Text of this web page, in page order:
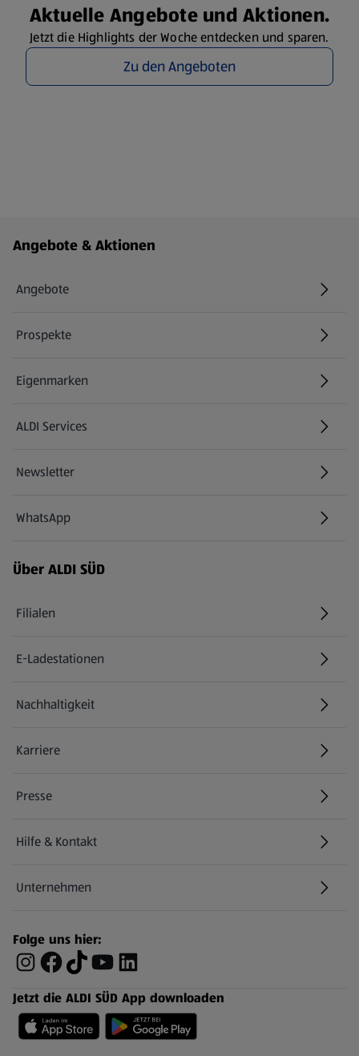
Aktuelle Angebote und Aktionen.
Jetzt die Highlights der Woche entdecken und sparen.
Zu den Angeboten
Fußzeilenmenü - weitere Links
Angebote & Aktionen
Angebote
Prospekte
Eigenmarken
ALDI Services
Newsletter
WhatsApp
Über ALDI SÜD
Filialen
E-Ladestationen
Nachhaltigkeit
Karriere
Presse
Hilfe & Kontakt
(öffnet in einem neuen Tab)
Unternehmen
Folge uns hier:
Jetzt die ALDI SÜD App downloaden